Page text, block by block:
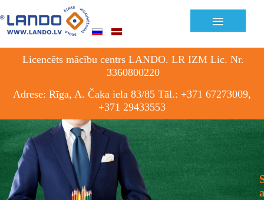
≡
Licencēts mācību centrs LANDO. LR IZM Lic. Nr.
3360800220
Adrese: Rīga, A. Čaka iela 83/85 Tāl.: +371 67273009,
+371 29433553